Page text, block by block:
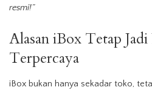
resmi!”
Alasan iBox Tetap
Terpercaya
iBox bukan hanya sekadar toko,